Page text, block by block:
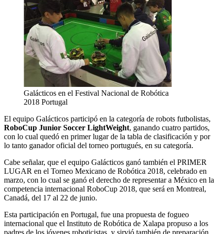
Galácticos en el Festival Nacional de Robótica
2018 Portugal
El equipo Galácticos participó en la categoría de robots futbolistas,
RoboCup Junior Soccer LightWeight, ganando cuatro partidos,
con lo cual quedó en primer lugar de la tabla de clasificación y por
lo tanto ganador oficial del torneo portugués, en su categoría.
Cabe señalar, que el equipo Galácticos ganó también el PRIMER
LUGAR en el Torneo Mexicano de Robótica 2018, celebrado en
marzo, con lo cual se ganó el derecho de representar a México en la
competencia internacional RoboCup 2018, que será en Montreal,
Canadá, del 17 al 22 de junio.
Esta participación en Portugal, fue una propuesta de fogueo
internacional que el Instituto de Robótica de Xalapa propuso a los
padres de los jóvenes roboticistas, y sirvió también de preparación